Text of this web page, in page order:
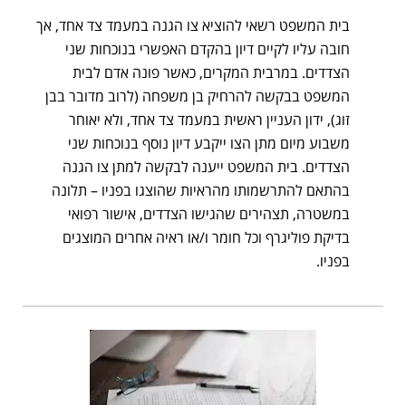
בית המשפט רשאי להוציא צו הגנה במעמד צד אחד, אך
חובה עליו לקיים דיון בהקדם האפשרי בנוכחות שני
הצדדים. במרבית המקרים, כאשר פונה אדם לבית
המשפט בבקשה להרחיק בן משפחה (לרוב מדובר בבן
זוג), ידון העניין ראשית במעמד צד אחד, ולא יאוחר
משבוע מיום מתן הצו ייקבע דיון נוסף בנוכחות שני
הצדדים. בית המשפט ייענה לבקשה למתן צו הגנה
בהתאם להתרשמותו מהראיות שהוצגו בפניו – תלונה
במשטרה, תצהירים שהגישו הצדדים, אישור רפואי
בדיקת פוליגרף וכל חומר ו/או ראיה אחרים המוצגים
בפניו.